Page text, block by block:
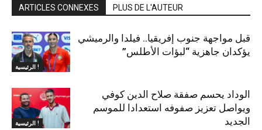
ARTICLES CONNEXES PLUS DE L'AUTEUR
الرئيسية !
قبل مواجهة جنوب إفريقيا.. فيلدا والرميشي
يؤكدان جاهزية “لبؤات الأطلس”
الرئيسية !
الوداد يحسم صفقة صلاح الدين كوفي
ويواصل تعزيز صفوفه استعدادا للموسم
الجديد